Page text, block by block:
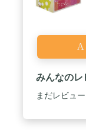
みんなのレ
まだレビュ